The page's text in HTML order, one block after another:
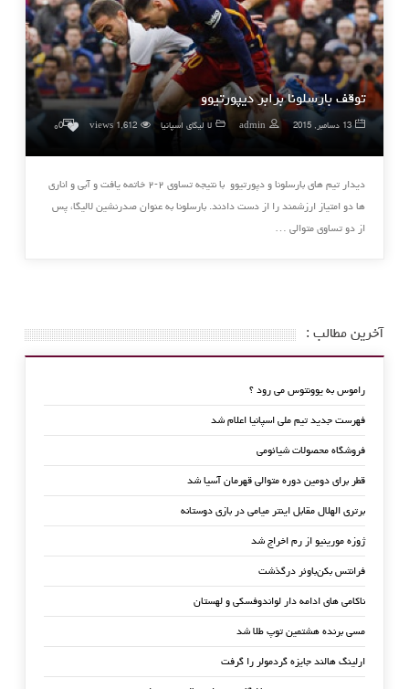
توقف بارسلونا برابر دیپورتیوو
13 دسامبر, 2015 admin لا لیگای اسپانیا 1,612 views
0۰
دیدار تیم های بارسلونا و دپورتیوو با نتیجه تساوی ۲-۲ خاتمه یافت و آبی و اناری
ها دو امتیاز ارزشمند را از دست دادند. بارسلونا به عنوان صدرنشین لالیگا، پس
از دو تساوی متوالی …
آخرین مطالب :
راموس به یوونتوس می رود ؟
فهرست جدید تیم ملی اسپانیا اعلام شد
فروشگاه محصولات شیائومی
قطر برای دومین دوره متوالی قهرمان آسیا شد
برتری الهلال مقابل اینتر میامی در بازی دوستانه
ژوزه مورینیو از رم اخراج شد
فرانتس بکن‌باوئر درگذشت
ناکامی های ادامه دار لواندوفسکی و لهستان
مسی برنده هشتمین توپ طلا شد
ارلینگ هالند جایزه گردمولر را گرفت